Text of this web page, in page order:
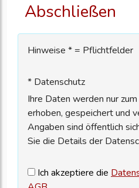
Abschließen
Hinweise * = Pflichtfelder
* Datenschutz
Ihre Daten werden nur
erhoben, gespeichert und
Angaben sind öffentlich
Sie die Details der
Ich akzeptiere die